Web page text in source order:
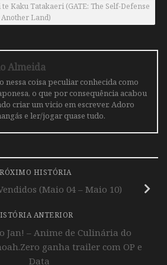
Kaku Tatakaeri (GATE: The Self-Defense
Land)
Almeida
nessa coisa peculiar conhecida como
o que por consequência acabou
criar um vicio em escrever. Adoro
e ler/jogar quase tudo.
HISTÓRIA
(Maio 04 – Maio 10)
ANTERIOR
Jan! – Anime de Culinária do
ganha trailer com OP e
Data